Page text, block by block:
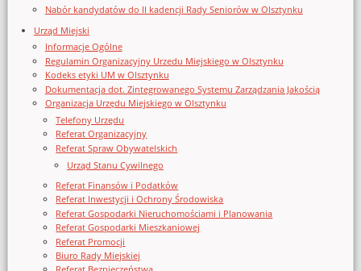
Nabór kandydatów do II kadencji Rady Seniorów w Olsztynku
Urząd Miejski
Informacje Ogólne
Regulamin Organizacyjny Urzedu Miejskiego w Olsztynku
Kodeks etyki UM w Olsztynku
Dokumentacja dot. Zintegrowanego Systemu Zarządzania Jakością
Organizacja Urzędu Miejskiego w Olsztynku
Telefony Urzędu
Referat Organizacyjny
Referat Spraw Obywatelskich
Urząd Stanu Cywilnego
Referat Finansów i Podatków
Referat Inwestycji i Ochrony Środowiska
Referat Gospodarki Nieruchomościami i Planowania
Referat Gospodarki Mieszkaniowej
Referat Promocji
Biuro Rady Miejskiej